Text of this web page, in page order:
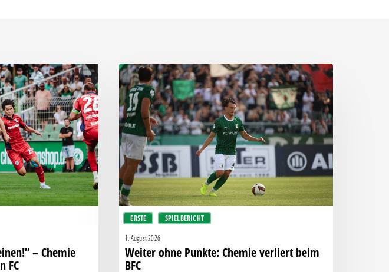
– Chemie
FC
ERSTE SPIELBERICHT
Weiter
ohne
Punkte:
Chemie
verliert
beim
BFC
1. August 2026
Weiter ohne Punkte: Chemie verliert beim
BFC